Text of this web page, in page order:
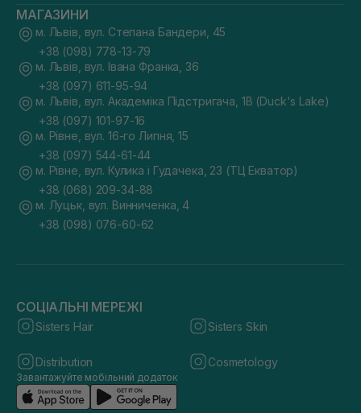
МАГАЗИНИ
м. Львів, вул. Степана Бандери, 45
+38 (098) 778-13-79
м. Львів, вул. Івана Франка, 36
+38 (097) 611-95-94
м. Львів, вул. Академіка Підстригача, 1В (Duck's Lake)
+38 (097) 101-97-16
м. Рівне, вул. 16-го Липня, 15
+38 (097) 544-61-44
м. Рівне, вул. Кулика і Гудачека, 23 (ТЦ Екватор)
+38 (068) 209-34-88
м. Луцьк, вул. Винниченка, 4
+38 (098) 076-60-62
СОЦІАЛЬНІ МЕРЕЖІ
Sisters Hair Sisters Skin
Distribution Cosmetology
Завантажуйте мобільний додаток